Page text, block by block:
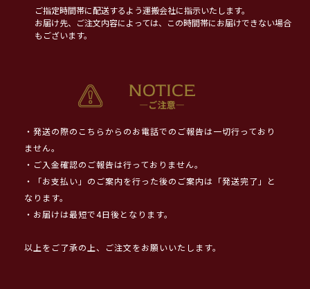
ご指定時間帯に配送するよう運搬会社に指示いたします。
お届け先、ご注文内容によっては、この時間帯にお届けできない場合
もございます。
・発送の際のこちらからのお電話でのご報告は一切行っており
ません。
・ご入金確認のご報告は行っておりません。
・「お支払い」のご案内を行った後のご案内は「発送完了」と
なります。
・お届けは最短で4日後となります。
以上をご了承の上、ご注文をお願いいたします。